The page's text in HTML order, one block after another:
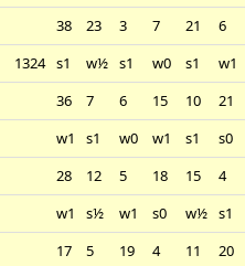
38 23 3 7 21
6
1324 s1 w½ s1 w0 s1
w1
36 7 6 15 10
21
w1 s1 w0 w1 s1
s0
28 12 5 18 15
4
w1 s½ w1 s0 w½ s1
17 5 19 4 11
20